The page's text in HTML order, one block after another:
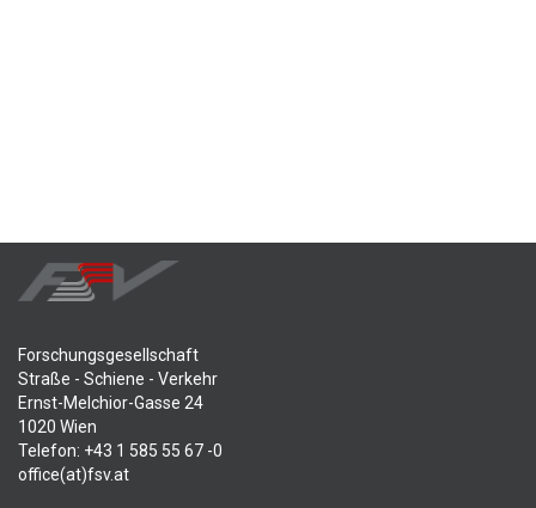
Forschungsgesellschaft
Straße - Schiene - Verkehr
Ernst-Melchior-Gasse 24
1020 Wien
Telefon: +43 1 585 55 67 -0
office(at)fsv.at